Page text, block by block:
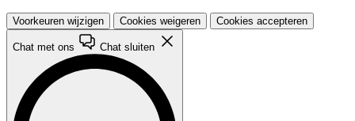
Voorkeuren wijzigen Cookies weigeren Cookies accepteren
Chat met ons Chat sluiten